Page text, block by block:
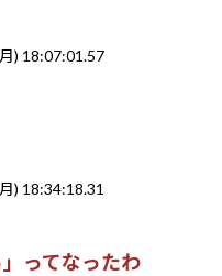
) 18:07:01.57
) 18:34:18.31
ってなったわ